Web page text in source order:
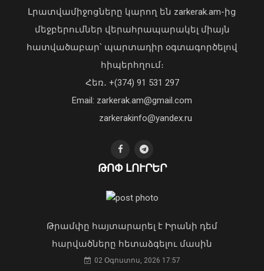
Վահագն Խաչատուրյանն ընդունել է
Picsart ընկերության հիմնադիր և
գործադիր տնօրեն Հովհաննես
06 Օգոստոս, 2026 22:51
03 Օգոստոս, 2026 13:13
Քաղաքացիները, Սևանի
շտապօգնության բժիշկները Սևանա
լճի լողափերից մեկում փրկել են 27-
ամյա տղայի կյանքը
Նախաճաշ Երևանում. վարչապետը
01 Օգոստոս, 2026 10:57
Առանց մարդու միջամտության
կոտրում են Telegram, WhatsApp․
Լրատվամիջոցները կարող են zarkerak.am-ից
մեջբերումներ վերահրապարակել միայն
հատվածաբար՝ պարտադիր օգտագործելով
հիպերհղում։
Հեռ․ +(374) 91 531 297
Email: zarkerak.am@gmail.com
zarkerakinfo@yandex.ru
ԹՈՓ ԼՈՒՐԵՐ
Թրամփը հայտարարել է Իրանի դեմ
հարվածները հետաձգելու մասին
02 Օգոստոս, 2026 17:57